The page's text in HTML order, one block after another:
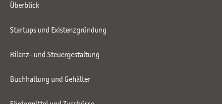
Überblick
Startups und Existenzgründung
Bilanz- und Steuergestaltung
Buchhaltung und Gehälter